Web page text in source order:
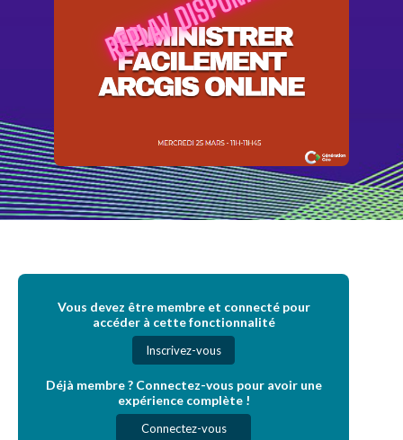
Vous devez être membre et connecté pour
accéder à cette fonctionnalité
Inscrivez-vous
Déjà membre ? Connectez-vous pour avoir une
expérience complète !
Connectez-vous